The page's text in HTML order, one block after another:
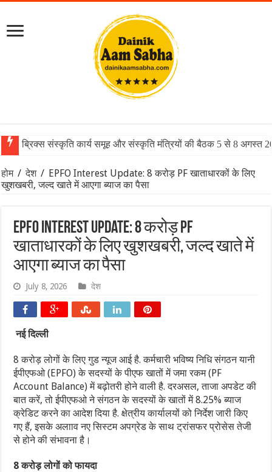
ब्रिक्स संस्कृति कार्य समूह और संस्कृति मंत्रियों की बैठक 5 से 8 अगस्त
होम / देश / EPFO Interest Update: 8 करोड़ PF खाताधारकों के लिए
खुशखबरी, जल्द खाते में आएगा ब्याज का पैसा
EPFO Interest Update: 8 करोड़ PF
खाताधारकों के लिए खुशखबरी, जल्द खाते में
आएगा ब्याज का पैसा
July 8, 2026 देश
नई दिल्ली
8 करोड़ लोगों के लिए गुड न्यूज आई है. कर्मचारी भविष्य निधि संगठन यानी
ईपीएफओ (EPFO) के सदस्यों के पीएफ खातों में जमा रकम (PF
Account Balance) में बढ़ोतरी होने वाली है. दरअसल, ताजा अपडेट की
बात करें, तो ईपीएफओ ने संगठन के सदस्यों के खातों में 8.25% ब्याज
क्रेडिट करने का आदेश दिया है. क्षेत्रीय कार्यालयों को निर्देश जारी किए
गए हैं, इसके अलााव नए सिस्टम अपग्रेड के साथ ट्रांसफर प्रोसेस तेजी
से होने की संभावना है।
8 करोड़ लोगों को फायदा